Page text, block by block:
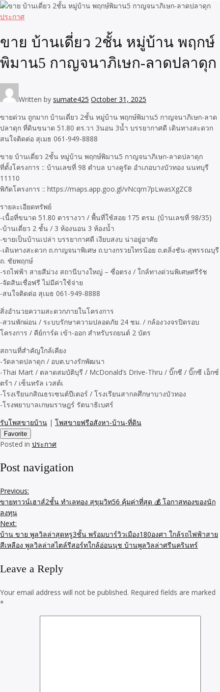
ประกาศ
ขาย บ้านเดี่ยว 2ชั้น หมู่บ้าน พฤกษ์
พิมาน5 กาญจนาภิเษก-ลาดปลาดุก
Written by sumate425 October 31, 2025
ขายด่วน ถูกมาก บ้านเดี่ยว 2ชั้น หมู่บ้าน พฤกษ์พิมาน5 กาญจนาภิเษก-ลาด
ปลาดุก ที่ดินขนาด 51.80 ตร.วา 3นอน 3น้ำ บรรยากาศดี เดินทางสะดวก
สนใจติดต่อ สุเมธ 061-949-8888
ขาย บ้านเดี่ยว 2ชั้น หมู่บ้าน พฤกษ์พิมาน5 กาญจนาภิเษก-ลาดปลาดุก
ที่ตั้งโครงการ :: บ้านเลขที่ 98 ตำบล บางคูรัด อำเภอบางบัวทอง นนทบุรี
11110
พิกัดโครงการ :: https://maps.app.goo.gl/vNcqrn7pLwasXgZC8
รายละเอียดทรัพย์
-เนื้อที่ขนาด 51.80 ตารางวา / พื้นที่ใช้สอย 175 ตรม. (บ้านเลขที่ 98/35)
-บ้านเดี่ยว 2 ชั้น / 3 ห้องนอน 3 ห้องน้ำ
-ขายเป็นบ้านเปล่า บรรยากาศดี เงียบสงบ น่าอยู่อาศัย
-เดินทางสะดวก ถ.กาญจนาพิเศษ ถ.บางกรวยไทรน้อย ถ.ตลิ่งชัน-สุพรรณบุรี
ถ. ชัยพฤกษ์
-รถไฟฟ้า สายสีม่วง สถานีบางใหญ่ – ซื่อตรง / ใกล้ทางด่วนพิเศษศรีรัช
-จัดสินเชื่อฟรี ไม่มีค่าใช้จ่าย
-สนใจติดต่อ สุเมธ 061-949-8888
สิ่งอำนวยความสะดวกภายในโครงการ
-สวนพักผ่อน / ระบบรักษาความปลอดภัย 24 ชม. / กล้องวงจรปิดรอบ
โครงการ / คีย์การ์ด เข้า-ออก สำหรับรถยนต์ 2 บัตร
สถานที่สำคัญใกล้เคียง
-วัดลาดปลาดุก / อบต.บางรักพัฒนา
-Thai Mart / ตลาดสมบัติบุรี / McDonald’s Drive-Thru / บิ๊กซี / บิ๊กซี เอ็กซ์
ตร้า / เซ็นทรัล เวสต์เ
-โรงเรียนกสิณธรเซนต์ปีเตอร์ / โรงเรียนสากลศึกษาบางบัวทอง
-โรงพยาบาลเกษมราษฎร์ รัตนาธิเบศร์
รับโพสขายบ้าน | โพสขายฟรีอสังหา-บ้าน-ที่ดิน
Favorite
Posted in ประกาศ
Post navigation
Previous:
ขายทาวน์เฮาส์2ชั้น ทำเลทอง สุขุมวิท56 คุ้มค่าที่สุด 💰 โอกาสทองของนัก
ลงทุน
Next:
บ้าน ขาย พูลวิลล่าสุดหรู3ชั้น พร้อมบาร์วิวเมือง180องศา ใกล้รถไฟฟ้าสาย
สีเหลือง พูลวิลล่าสไตล์รีสอร์ทใกล้อ่อนนุช บ้านพูลวิลล่าศรีนครินทร์
Leave a Reply
Your email address will not be published. Required fields are marked
*